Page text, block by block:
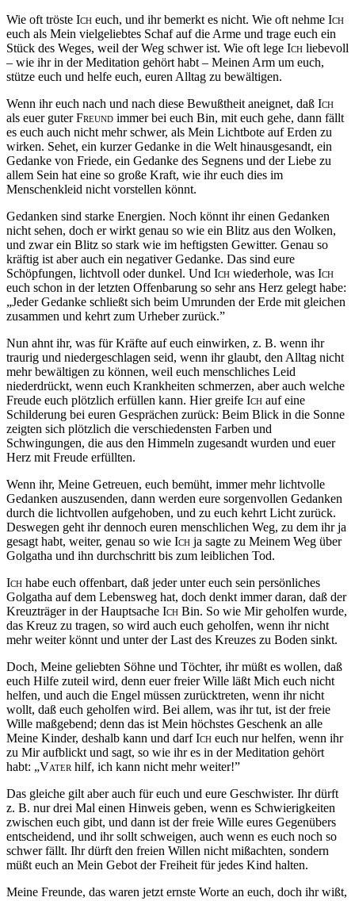
Wie oft tröste Ich euch, und ihr bemerkt es nicht. Wie oft nehme Ich
euch als Mein vielgeliebtes Schaf auf die Arme und trage euch ein
Stück des Weges, weil der Weg schwer ist. Wie oft lege Ich liebevoll
– wie ihr in der Meditation gehört habt – Meinen Arm um euch,
stütze euch und helfe euch, euren Alltag zu bewältigen.
Wenn ihr euch nach und nach diese Bewußtheit aneignet, daß Ich
als euer guterFreund immer bei euch Bin, mit euch gehe, dann fällt
es euch auch nicht mehr schwer, als Mein Lichtbote auf Erden zu
wirken. Sehet, ein kurzer Gedanke in die Welt hinausgesandt, ein
Gedanke von Friede, ein Gedanke des Segnens und der Liebe zu
allem Sein hat eine so große Kraft, wie ihr euch dies im
Menschenkleid nicht vorstellen könnt.
Gedanken sind starke Energien. Noch könnt ihr einen Gedanken
nicht sehen, doch er wirkt genau so wie ein Blitz aus den Wolken,
und zwar ein Blitz so stark wie im heftigsten Gewitter. Genau so
kräftig ist aber auch ein negativer Gedanke. Das sind eure
Schöpfungen, lichtvoll oder dunkel. Und Ich wiederhole, was Ich
euch schon in der letzten Offenbarung so sehr ans Herz gelegt habe:
„Jeder Gedanke schließt sich beim Umrunden der Erde mit gleichen
zusammen und kehrt zum Urheber zurück.”
Nun ahnt ihr, was für Kräfte auf euch einwirken, z. B. wenn ihr
traurig und niedergeschlagen seid, wenn ihr glaubt, den Alltag nicht
mehr bewältigen zu können, weil euch menschliches Leid
niederdrückt, wenn euch Krankheiten schmerzen, aber auch welche
Freude euch plötzlich erfüllen kann. Hier greife Ich auf eine
Schilderung bei euren Gesprächen zurück: Beim Blick in die Sonne
zeigten sich plötzlich die verschiedensten Farben und
Schwingungen, die aus den Himmeln zugesandt wurden und euer
Herz mit Freude erfüllten.
Wenn ihr, Meine Getreuen, euch bemüht, immer mehr lichtvolle
Gedanken auszusenden, dann werden eure sorgenvollen Gedanken
durch die lichtvollen aufgehoben, und zu euch kehrt Licht zurück.
Deswegen geht ihr dennoch euren menschlichen Weg, zu dem ihr ja
gesagt habt, weiter, genau so wie Ich ja sagte zu Meinem Weg über
Golgatha und ihn durchschritt bis zum leiblichen Tod.
Ich habe euch offenbart, daß jeder unter euch sein persönliches
Golgatha auf dem Lebensweg hat, doch denkt immer daran, daß der
Kreuzträger in der Hauptsache Ich Bin. So wie Mir geholfen wurde,
das Kreuz zu tragen, so wird auch euch geholfen, wenn ihr nicht
mehr weiter könnt und unter der Last des Kreuzes zu Boden sinkt.
Doch, Meine geliebten Söhne und Töchter, ihr müßt es wollen, daß
euch Hilfe zuteil wird, denn euer freier Wille läßt Mich euch nicht
helfen, und auch die Engel müssen zurücktreten, wenn ihr nicht
wollt, daß euch geholfen wird. Bei allem, was ihr tut, ist der freie
Wille maßgebend; denn das ist Mein höchstes Geschenk an alle
Meine Kinder, deshalb kann und darfIch euch nur helfen, wenn ihr
zu Mir aufblickt und sagt, so wie ihr es in der Meditation gehört
habt: „Vater hilf, ich kann nicht mehr weiter!”
Das gleiche gilt aber auch für euch und eure Geschwister. Ihr dürft
z. B. nur drei Mal einen Hinweis geben, wenn es Schwierigkeiten
zwischen euch gibt, und dann ist der freie Wille eures Gegenübers
entscheidend, und ihr sollt schweigen, auch wenn es euch noch so
schwer fällt. Ihr dürft den freien Willen nicht mißachten, sondern
müßt euch an Mein Gebot der Freiheit für jedes Kind halten.
Meine Freunde, das waren jetzt ernste Worte an euch, doch ihr wißt,